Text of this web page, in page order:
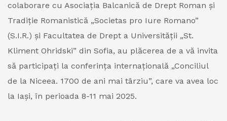
colaborare cu Asociația Balcanică de Drept Roman și
Tradiție Romanistică „Societas pro Iure Romano”
(S.I.R.) și Facultatea de Drept a Universității „St.
Kliment Ohridski” din Sofia, au plăcerea de a vă invita
să participați la conferința internațională „Conciliul
de la Niceea. 1700 de ani mai târziu”, care va avea loc
la Iași, în perioada 8-11 mai 2025.